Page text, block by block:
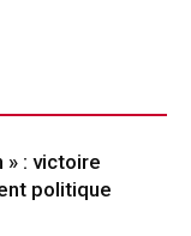
» : victoire
politique